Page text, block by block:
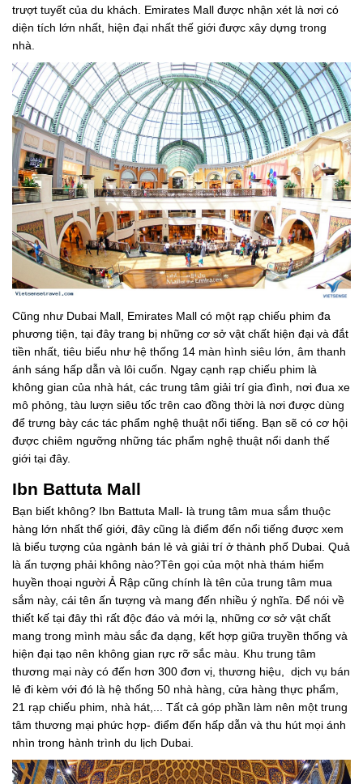
trượt tuyết của du khách. Emirates Mall được nhận xét là nơi có
diện tích lớn nhất, hiện đại nhất thế giới được xây dựng trong
nhà.
Cũng như Dubai Mall, Emirates Mall có một rạp chiếu phim đa
phương tiện, tại đây trang bị những cơ sở vật chất hiện đại và đắt
tiền nhất, tiêu biểu như hệ thống 14 màn hình siêu lớn, âm thanh
ánh sáng hấp dẫn và lôi cuốn. Ngay cạnh rạp chiếu phim là
không gian của nhà hát, các trung tâm giải trí gia đình, nơi đua xe
mô phỏng, tàu lượn siêu tốc trên cao đồng thời là nơi được dùng
để trưng bày các tác phẩm nghệ thuật nổi tiếng. Bạn sẽ có cơ hội
được chiêm ngưỡng những tác phẩm nghệ thuật nổi danh thế
giới tại đây.
Ibn Battuta Mall
Bạn biết không? Ibn Battuta Mall- là trung tâm mua sắm thuộc
hàng lớn nhất thế giới, đây cũng là điểm đến nổi tiếng được xem
là biểu tượng của ngành bán lẻ và giải trí ở thành phố Dubai. Quả
là ấn tượng phải không nào?Tên gọi của một nhà thám hiểm
huyền thoại người Ả Rập cũng chính là tên của trung tâm mua
sắm này, cái tên ấn tượng và mang đến nhiều ý nghĩa. Để nói về
thiết kế tại đây thì rất độc đáo và mới lạ, những cơ sở vật chất
mang trong mình màu sắc đa dạng, kết hợp giữa truyền thống và
hiện đại tạo nên không gian rực rỡ sắc màu. Khu trung tâm
thương mại này có đến hơn 300 đơn vị, thương hiệu, dịch vụ bán
lẻ đi kèm với đó là hệ thống 50 nhà hàng, cửa hàng thực phẩm,
21 rạp chiếu phim, nhà hát,... Tất cả góp phần làm nên một trung
tâm thương mại phức hợp- điểm đến hấp dẫn và thu hút mọi ánh
nhìn trong hành trình du lịch Dubai.